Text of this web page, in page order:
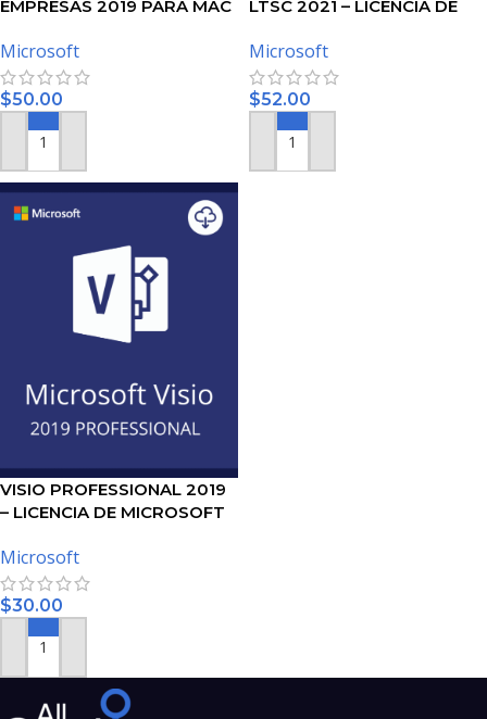
EMPRESAS 2019 PARA MAC
Microsoft
$50.00
AÑADIR AL CARRITO
LTSC 2021 – LICENCIA DE
Microsoft
$52.00
AÑADIR AL CARRITO
VISIO PROFESSIONAL 2019
– LICENCIA DE MICROSOFT
Microsoft
$30.00
AÑADIR AL CARRITO